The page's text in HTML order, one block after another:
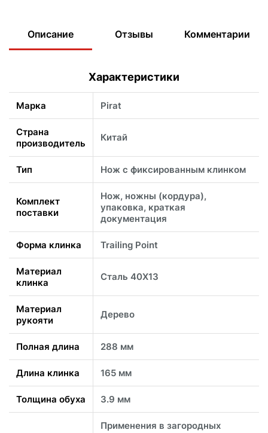
Описание Отзывы Комментарии
Характеристики
Марка Pirat
Страна
производитель
Китай
Тип Нож с фиксированным клинком
Комплект
поставки
Нож, ножны (кордура),
упаковка, краткая
документация
Форма клинка Trailing Point
Материал
клинка
Сталь 40Х13
Материал
рукояти
Дерево
Полная длина 288 мм
Длина клинка 165 мм
Толщина обуха 3.9 мм
Применения в загородных